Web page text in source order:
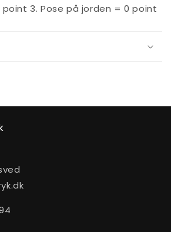
3. Pose på jorden = 0 point